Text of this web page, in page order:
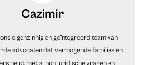
Cazimir
eigenzinnig en geïntegreerd team van
advocaten dat vermogende families en
helpt met al hun juridische vragen en